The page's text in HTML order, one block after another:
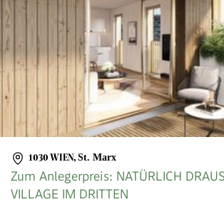
1030 WIEN, St. Marx
Zum Anlegerpreis: NATÜRLICH
VILLAGE IM DRITTEN